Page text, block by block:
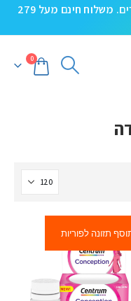
5% הנחה קופון TAKE5 בקניית 2 מוצרים. משלוח חינם מעל 279
0
תזונה לפוריות